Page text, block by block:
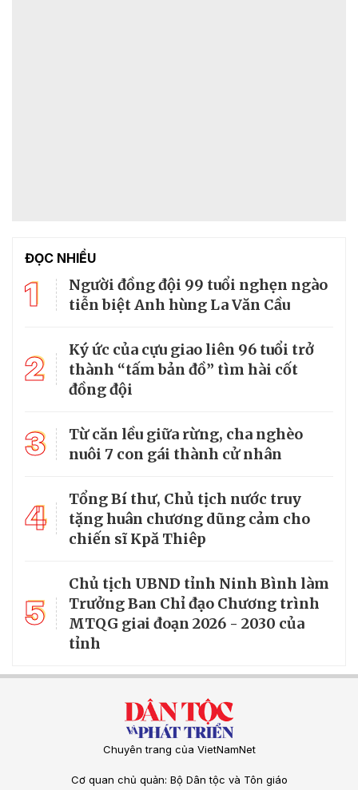
ĐỌC NHIỀU
1
Người đồng đội 99 tuổi nghẹn ngào
tiễn biệt Anh hùng La Văn Cầu
2
Ký ức của cựu giao liên 96 tuổi trở
thành “tấm bản đồ” tìm hài cốt
đồng đội
3
Từ căn lều giữa rừng, cha nghèo
nuôi 7 con gái thành cử nhân
4
Tổng Bí thư, Chủ tịch nước truy
tặng huân chương dũng cảm cho
chiến sĩ Kpă Thiêp
5
Chủ tịch UBND tỉnh Ninh Bình làm
Trưởng Ban Chỉ đạo Chương trình
MTQG giai đoạn 2026 - 2030 của
tỉnh
Chuyên trang của VietNamNet
Cơ quan chủ quản: Bộ Dân tộc và Tôn giáo